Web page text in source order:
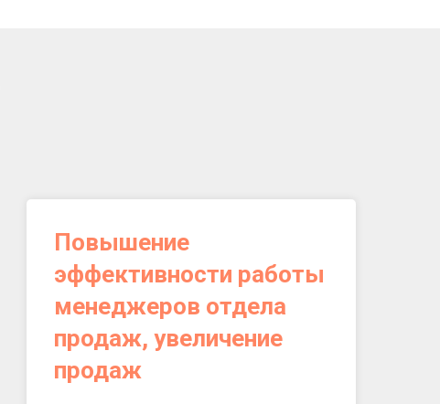
Повышение
эффективности работы
менеджеров отдела
продаж, увеличение
продаж